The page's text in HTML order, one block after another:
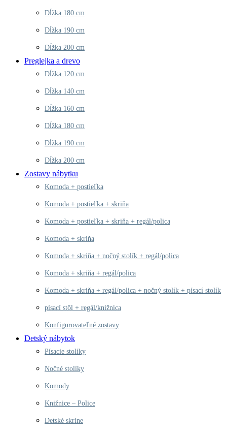
Dĺžka 180 cm
Dĺžka 190 cm
Dĺžka 200 cm
Preglejka a drevo
Dĺžka 120 cm
Dĺžka 140 cm
Dĺžka 160 cm
Dĺžka 180 cm
Dĺžka 190 cm
Dĺžka 200 cm
Zostavy nábytku
Komoda + postieľka
Komoda + postieľka + skriňa
Komoda + postieľka + skriňa + regál/polica
Komoda + skriňa
Komoda + skriňa + nočný stolík + regál/polica
Komoda + skriňa + regál/polica
Komoda + skriňa + regál/polica + nočný stolík + písací stolík
písací stôl + regál/knižnica
Konfigurovateľné zostavy
Detský nábytok
Písacie stolíky
Nočné stolíky
Komody
Knižnice – Police
Detské skrine